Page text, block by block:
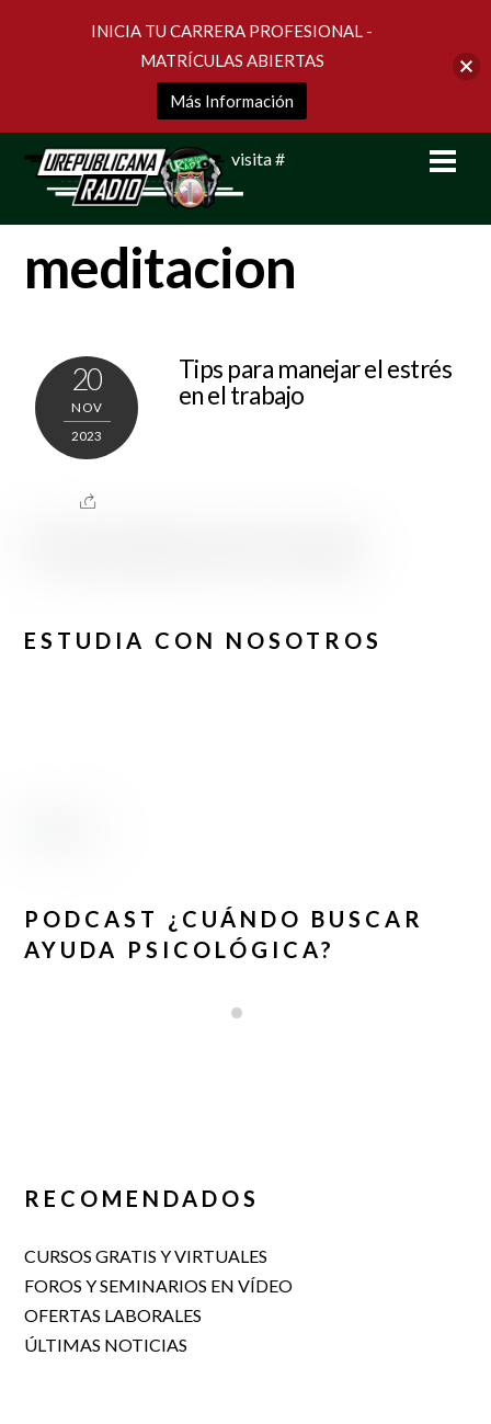
visita #
meditacion
20
NOV
2023
Tips para manejar el estrés
en el trabajo
ESTUDIA CON NOSOTROS
PODCAST ¿CUÁNDO BUSCAR
AYUDA PSICOLÓGICA?
RECOMENDADOS
CURSOS GRATIS Y VIRTUALES
FOROS Y SEMINARIOS EN VÍDEO
OFERTAS LABORALES
ÚLTIMAS NOTICIAS
INICIA TU CARRERA PROFESIONAL -
MATRÍCULAS ABIERTAS
Más Información